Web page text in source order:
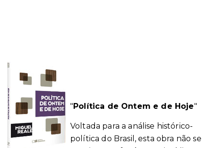
"Política de Ontem e de Hoje"
Voltada para a análise histórico-
política do Brasil, esta obra não se